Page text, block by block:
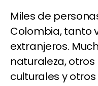
Miles de
Colombia, tanto
extranjeros.
naturaleza,
culturales y